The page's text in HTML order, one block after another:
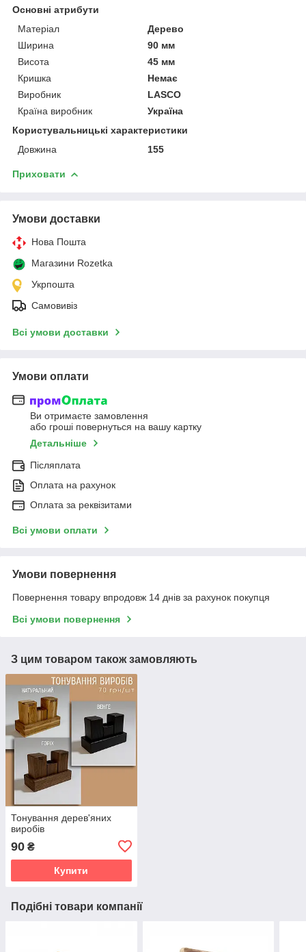
Основні атрибути
Матеріал
Дерево
Ширина
90 мм
Висота
45 мм
Кришка
Немає
Виробник
LASCO
Країна виробник
Україна
Користувальницькі характеристики
Довжина
155
Приховати
Умови доставки
Нова Пошта
Магазини Rozetka
Укрпошта
Самовивіз
Всі умови доставки
Умови оплати
Ви отримаєте замовлення
або гроші повернуться на вашу картку
Детальніше
Післяплата
Оплата на рахунок
Оплата за реквізитами
Всі умови оплати
Умови повернення
Повернення товару впродовж 14 днів за рахунок покупця
Всі умови повернення
З цим товаром також замовляють
Тонування дерев'яних
виробів
90 ₴
Купити
Подібні товари компанії